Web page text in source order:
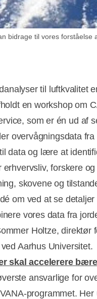
til vores forståelse
til luftkvalitet
en workshop om
som er én ud af
overvågningsdata
data og lære at
forskere
skovene og
om ved at se
vores data fra
Holtze, direktør
Aarhus Universitet.
skal accelerere
ansvarlige for
programmet.